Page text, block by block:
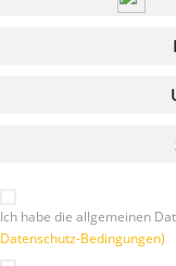
Ich habe die allgemeinen
Datenschutz-Bedingungen)